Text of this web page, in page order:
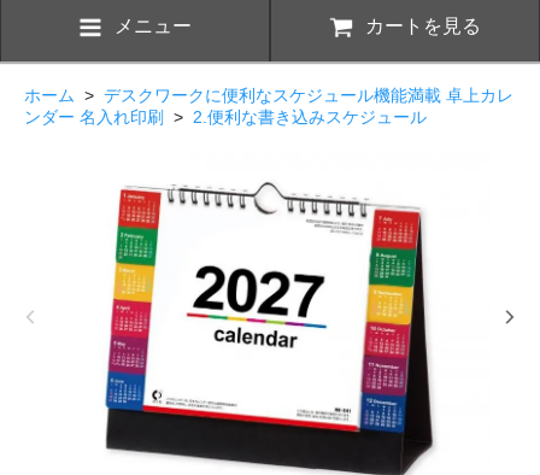
メニュー カートを見る
ホーム > デスクワークに便利なスケジュール機能満載 卓上カレ
ンダー 名入れ印刷
> 2.便利な書き込みスケジュール